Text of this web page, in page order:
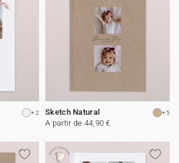
+2 Sketch Natural +5
A partir de 44,90 €